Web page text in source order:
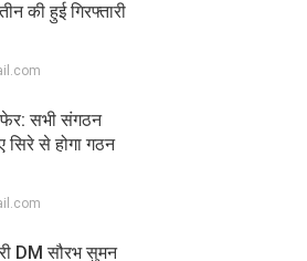
की हुई गिरफ्तारी
सभी संगठन
सिरे से होगा गठन
DM सौरभ सुमन